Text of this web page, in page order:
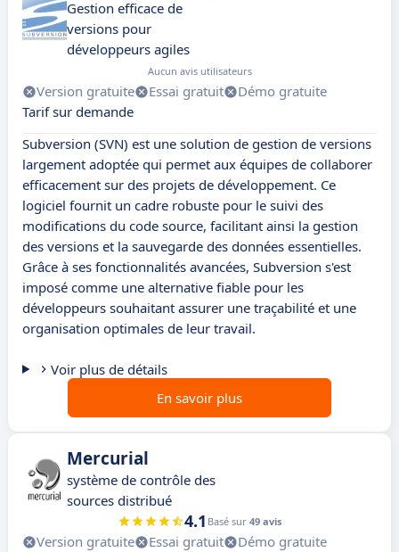
Gestion efficace de
versions pour
développeurs agiles
Aucun avis utilisateurs
Version gratuite Essai gratuit
Démo gratuite
Tarif sur demande
Subversion (SVN) est une solution de gestion de versions
largement adoptée qui permet aux équipes de collaborer
efficacement sur des projets de développement. Ce
logiciel fournit un cadre robuste pour le suivi des
modifications du code source, facilitant ainsi la gestion
des versions et la sauvegarde des données essentielles.
Grâce à ses fonctionnalités avancées, Subversion s'est
imposé comme une alternative fiable pour les
développeurs souhaitant assurer une traçabilité et une
organisation optimales de leur travail.
Voir plus de détails
En savoir plus
Mercurial
système de contrôle des
sources distribué
4.1 Basé sur 49 avis
Version gratuite Essai gratuit
Démo gratuite